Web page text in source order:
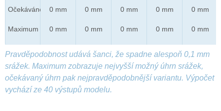
Očekáváno
Maximum
0 mm
0 mm
0 mm
0 mm
0 mm
0 mm
0 mm
0 mm
0 mm
0 mm
Pravděpodobnost udává šanci, že spadne alespoň 0,1 mm
srážek. Maximum zobrazuje nejvyšší možný úhrn srážek,
očekávaný úhrn pak nejpravděpodobnější variantu. Výpočet
vychází ze 40 výstupů modelu.